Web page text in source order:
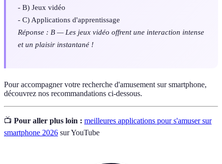
- B) Jeux vidéo
- C) Applications d'apprentissage
Réponse : B — Les jeux vidéo offrent une interaction intense
et un plaisir instantané !
Pour accompagner votre recherche d'amusement sur smartphone,
découvrez nos recommandations ci-dessous.
📺 Pour aller plus loin : meilleures applications pour s'amuser sur
smartphone 2026 sur YouTube